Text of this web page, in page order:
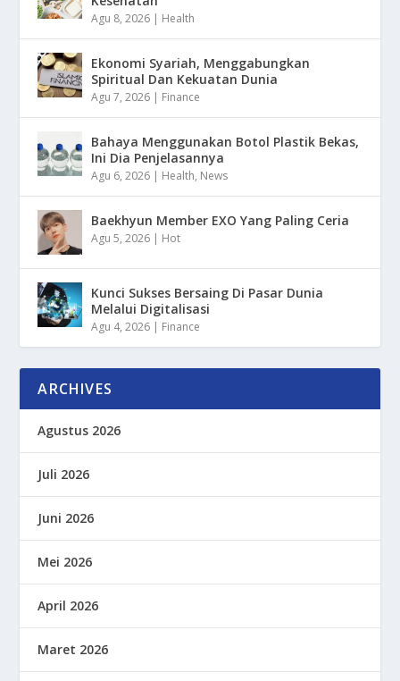
Agu 8, 2026 | Health
Ekonomi Syariah, Menggabungkan
Spiritual Dan Kekuatan Dunia
Agu 7, 2026 | Finance
Bahaya Menggunakan Botol Plastik Bekas,
Ini Dia Penjelasannya
Agu 6, 2026 | Health, News
Baekhyun Member EXO Yang Paling Ceria
Agu 5, 2026 | Hot
Kunci Sukses Bersaing Di Pasar Dunia
Melalui Digitalisasi
Agu 4, 2026 | Finance
ARCHIVES
Agustus 2026
Juli 2026
Juni 2026
Mei 2026
April 2026
Maret 2026